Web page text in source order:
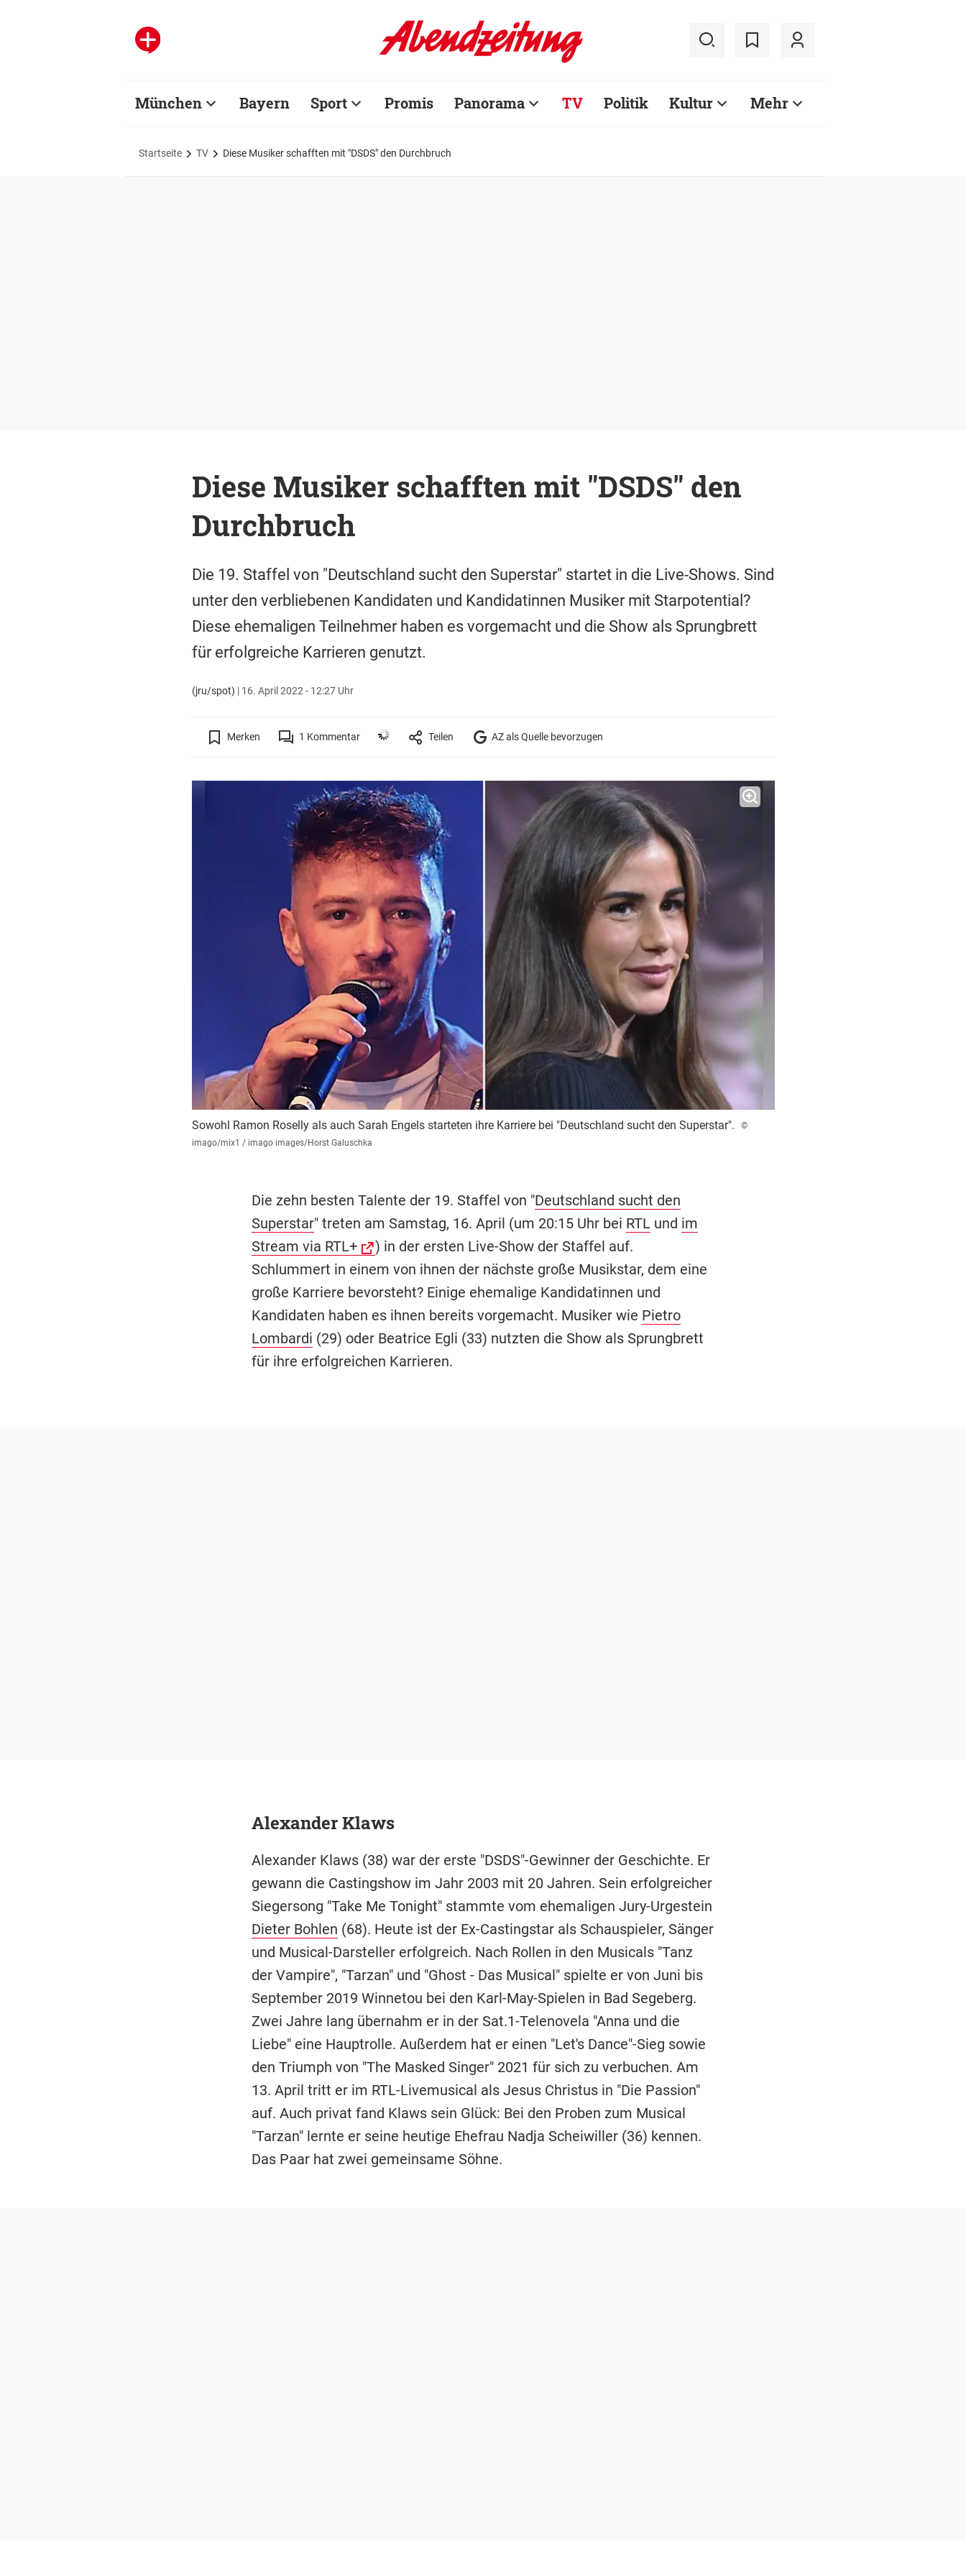
München Bayern Sport Promis Panorama TV Politik Kultur Mehr
Startseite TV Diese Musiker schafften mit "DSDS" den Durchbruch
Diese Musiker schafften mit "DSDS" den
Durchbruch
Die 19. Staffel von "Deutschland sucht den Superstar" startet in die Live-Shows. Sind
unter den verbliebenen Kandidaten und Kandidatinnen Musiker mit Starpotential?
Diese ehemaligen Teilnehmer haben es vorgemacht und die Show als Sprungbrett
für erfolgreiche Karrieren genutzt.
(jru/spot) | 16. April 2022 - 12:27 Uhr
Merken 1 Kommentar Teilen AZ als Quelle bevorzugen
Sowohl Ramon Roselly als auch Sarah Engels starteten ihre Karriere bei "Deutschland sucht den Superstar".
©
imago/mix1 / imago images/Horst Galuschka
Die zehn besten Talente der 19. Staffel von "Deutschland sucht den
Superstar" treten am Samstag, 16. April (um 20:15 Uhr bei RTLund im
Stream via RTL+
) in der ersten Live-Show der Staffel auf.
Schlummert in einem von ihnen der nächste große Musikstar, dem eine
große Karriere bevorsteht? Einige ehemalige Kandidatinnen und
Kandidaten haben es ihnen bereits vorgemacht. Musiker wie Pietro
Lombardi (29) oder Beatrice Egli (33) nutzten die Show als Sprungbrett
für ihre erfolgreichen Karrieren.
Alexander Klaws
Alexander Klaws (38) war der erste "DSDS"-Gewinner der Geschichte. Er
gewann die Castingshow im Jahr 2003 mit 20 Jahren. Sein erfolgreicher
Siegersong "Take Me Tonight" stammte vom ehemaligen Jury-Urgestein
Dieter Bohlen (68). Heute ist der Ex-Castingstar als Schauspieler, Sänger
und Musical-Darsteller erfolgreich. Nach Rollen in den Musicals "Tanz
der Vampire", "Tarzan" und "Ghost - Das Musical" spielte er von Juni bis
September 2019 Winnetou bei den Karl-May-Spielen in Bad Segeberg.
Zwei Jahre lang übernahm er in der Sat.1-Telenovela "Anna und die
Liebe" eine Hauptrolle. Außerdem hat er einen "Let's Dance"-Sieg sowie
den Triumph von "The Masked Singer" 2021 für sich zu verbuchen. Am
13. April tritt er im RTL-Livemusical als Jesus Christus in "Die Passion"
auf. Auch privat fand Klaws sein Glück: Bei den Proben zum Musical
"Tarzan" lernte er seine heutige Ehefrau Nadja Scheiwiller (36) kennen.
Das Paar hat zwei gemeinsame Söhne.